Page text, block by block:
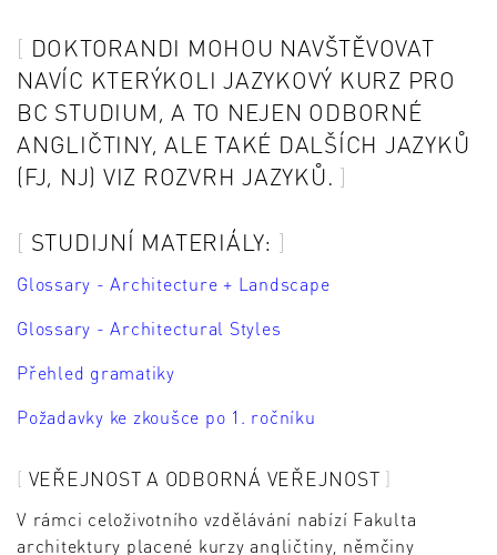
DOKTORANDI MOHOU NAVŠTĚVOVAT
NAVÍC KTERÝKOLI JAZYKOVÝ KURZ PRO
BC STUDIUM, A TO NEJEN ODBORNÉ
ANGLIČTINY, ALE TAKÉ DALŠÍCH JAZYKŮ
(FJ, NJ) VIZ ROZVRH JAZYKŮ.
STUDIJNÍ MATERIÁLY:
Glossary - Architecture + Landscape
Glossary - Architectural Styles
Přehled gramatiky
Požadavky ke zkoušce po 1. ročníku
VEŘEJNOST A ODBORNÁ VEŘEJNOST
V rámci celoživotního vzdělávání nabízí Fakulta
architektury placené kurzy angličtiny, němčiny